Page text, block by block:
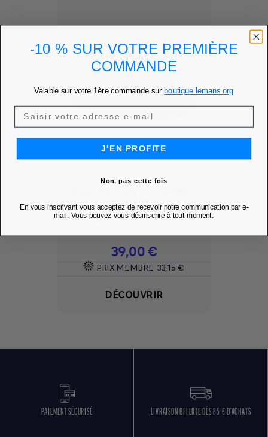
24H LE...
favoriteAjouter à mes favoris
Prix
39,00 €
PRIX MEMBRE 33,15 €
DÉCOUVRIR
PAIEMENT SÉCURISÉ LIVRAISON OFFERTE DÈS 85 € D'ACHATS
-10 % SUR VOTRE PREMIÈRE
COMMANDE
Valable sur votre 1ère commande sur boutique.lemans.org
J'EN PROFITE
Non, pas cette fois
En vous inscrivant vous acceptez de recevoir notre communication par e-
mail. Vous pouvez vous désinscrire à tout moment.